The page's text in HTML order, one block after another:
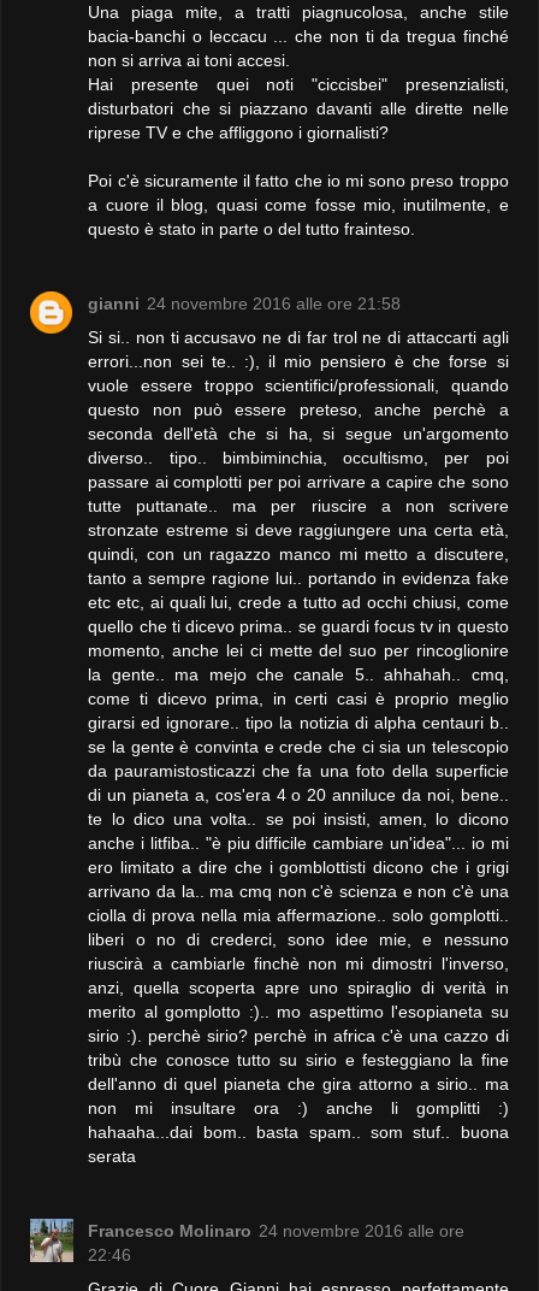
Una piaga mite, a tratti piagnucolosa, anche stile
bacia-banchi o leccacu ... che non ti da tregua finché
non si arriva ai toni accesi.
Hai presente quei noti "ciccisbei" presenzialisti,
disturbatori che si piazzano davanti alle dirette nelle
riprese TV e che affliggono i giornalisti?
Poi c'è sicuramente il fatto che io mi sono preso troppo
a cuore il blog, quasi come fosse mio, inutilmente, e
questo è stato in parte o del tutto frainteso.
gianni 24 novembre 2016 alle ore 21:58
Si si.. non ti accusavo ne di far trol ne di attaccarti agli
errori...non sei te.. :), il mio pensiero è che forse si
vuole essere troppo scientifici/professionali, quando
questo non può essere preteso, anche perchè a
seconda dell'età che si ha, si segue un'argomento
diverso.. tipo.. bimbiminchia, occultismo, per poi
passare ai complotti per poi arrivare a capire che sono
tutte puttanate.. ma per riuscire a non scrivere
stronzate estreme si deve raggiungere una certa età,
quindi, con un ragazzo manco mi metto a discutere,
tanto a sempre ragione lui.. portando in evidenza fake
etc etc, ai quali lui, crede a tutto ad occhi chiusi, come
quello che ti dicevo prima.. se guardi focus tv in questo
momento, anche lei ci mette del suo per rincoglionire
la gente.. ma mejo che canale 5.. ahhahah.. cmq,
come ti dicevo prima, in certi casi è proprio meglio
girarsi ed ignorare.. tipo la notizia di alpha centauri b..
se la gente è convinta e crede che ci sia un telescopio
da pauramistosticazzi che fa una foto della superficie
di un pianeta a, cos'era 4 o 20 anniluce da noi, bene..
te lo dico una volta.. se poi insisti, amen, lo dicono
anche i litfiba.. "è piu difficile cambiare un'idea"... io mi
ero limitato a dire che i gomblottisti dicono che i grigi
arrivano da la.. ma cmq non c'è scienza e non c'è una
ciolla di prova nella mia affermazione.. solo gomplotti..
liberi o no di crederci, sono idee mie, e nessuno
riuscirà a cambiarle finchè non mi dimostri l'inverso,
anzi, quella scoperta apre uno spiraglio di verità in
merito al gomplotto :).. mo aspettimo l'esopianeta su
sirio :). perchè sirio? perchè in africa c'è una cazzo di
tribù che conosce tutto su sirio e festeggiano la fine
dell'anno di quel pianeta che gira attorno a sirio.. ma
non mi insultare ora :) anche li gomplitti :)
hahaaha...dai bom.. basta spam.. som stuf.. buona
serata
Francesco Molinaro 24 novembre 2016 alle ore
22:46